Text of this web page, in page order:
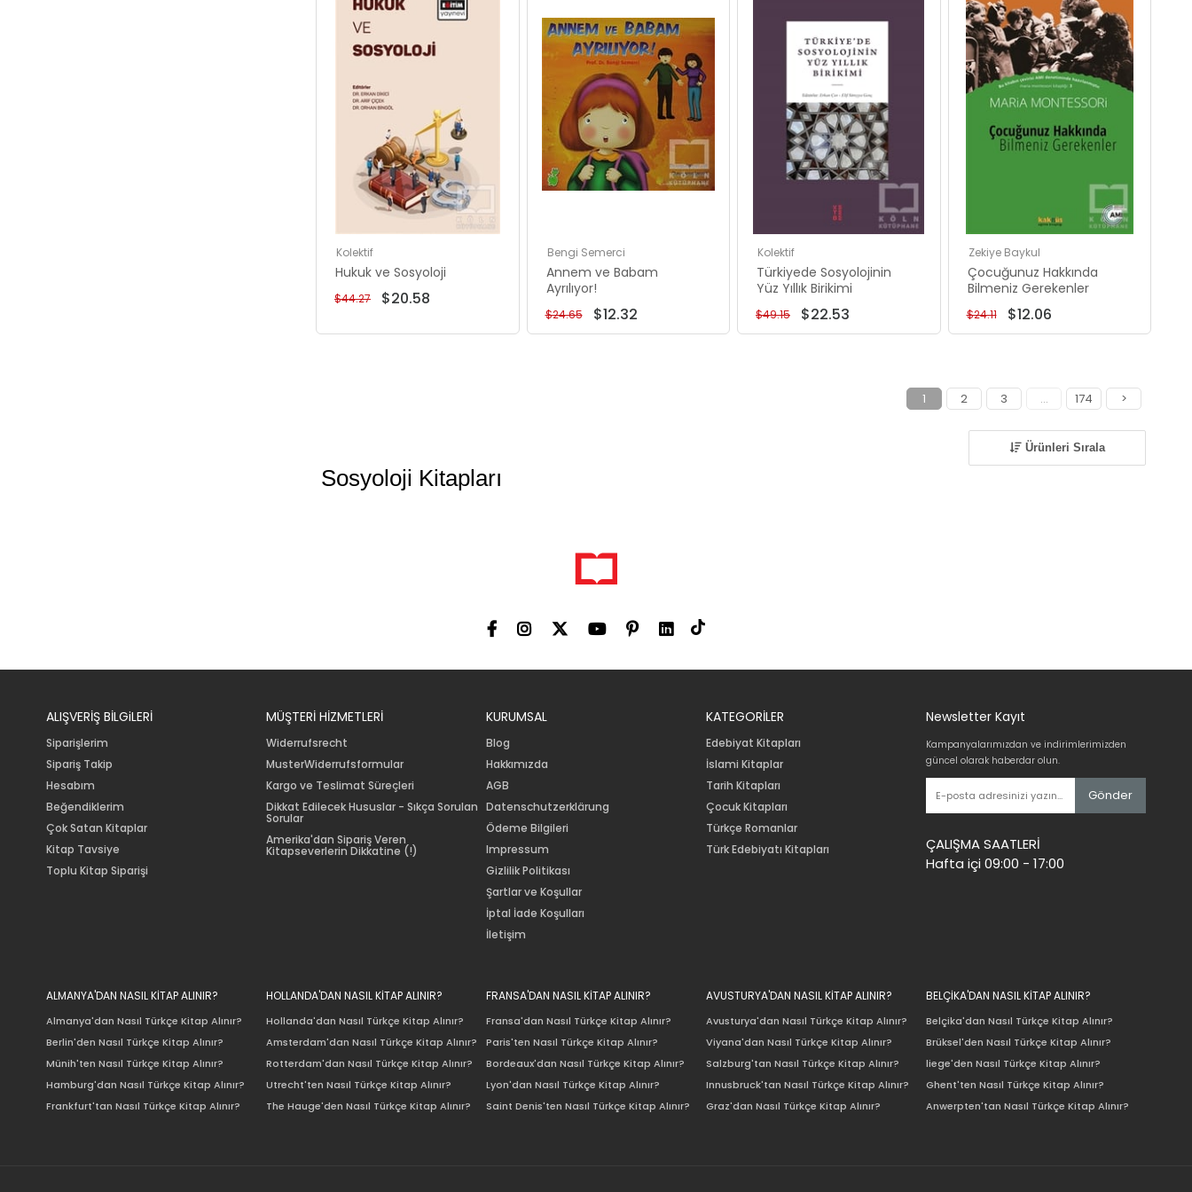
Kolektif
Hukuk ve Sosyoloji
$20.58
$44.27
Bengi Semerci
Annem ve Babam
Ayrılıyor!
$12.32
$24.65
%50İndirim
Kolektif
Türkiyede Sosyolojinin
Yüz Yıllık Birikimi
$22.53
$49.15
Zekiye Baykul
Çocuğunuz Hakkında
Bilmeniz Gerekenler
$12.06
$24.11
%50İndirim
1 2 3 ... 174 >
Ürünleri Sırala
Sosyoloji Kitapları
ALIŞVERİŞ BİLGiLERİ
Siparişlerim
Sipariş Takip
Hesabım
Beğendiklerim
Çok Satan Kitaplar
Kitap Tavsiye
Toplu Kitap Siparişi
MÜŞTERİ HİZMETLERİ
Widerrufsrecht
MusterWiderrufsformular
Kargo ve Teslimat Süreçleri
Dikkat Edilecek Hususlar - Sıkça Sorulan
Sorular
Amerika'dan Sipariş Veren
Kitapseverlerin Dikkatine (!)
KURUMSAL
Blog
Hakkımızda
AGB
Datenschutzerklärung
Ödeme Bilgileri
Impressum
Gizlilik Politikası
Şartlar ve Koşullar
İptal İade Koşulları
İletişim
KATEGORİLER
Edebiyat Kitapları
İslami Kitaplar
Tarih Kitapları
Çocuk Kitapları
Türkçe Romanlar
Türk Edebiyatı Kitapları
Newsletter Kayıt
Kampanyalarımızdan ve indirimlerimizden
güncel olarak haberdar olun.
Gönder
ÇALIŞMA SAATLERİ
Hafta içi 09:00 - 17:00
ALMANYA'DAN NASIL KİTAP ALINIR?
Almanya'dan Nasıl Türkçe Kitap Alınır?
Berlin'den Nasıl Türkçe Kitap Alınır?
Münih'ten Nasıl Türkçe Kitap Alınır?
Hamburg'dan Nasıl Türkçe Kitap Alınır?
Frankfurt'tan Nasıl Türkçe Kitap Alınır?
HOLLANDA'DAN NASIL KİTAP ALINIR?
Hollanda'dan Nasıl Türkçe Kitap Alınır?
Amsterdam'dan Nasıl Türkçe Kitap Alınır?
Rotterdam'dan Nasıl Türkçe Kitap Alınır?
Utrecht'ten Nasıl Türkçe Kitap Alınır?
The Hauge'den Nasıl Türkçe Kitap Alınır?
FRANSA'DAN NASIL KİTAP ALINIR?
Fransa'dan Nasıl Türkçe Kitap Alınır?
Paris'ten Nasıl Türkçe Kitap Alınır?
Bordeaux'dan Nasıl Türkçe Kitap Alınır?
Lyon'dan Nasıl Türkçe Kitap Alınır?
Saint Denis'ten Nasıl Türkçe Kitap Alınır?
AVUSTURYA'DAN NASIL KİTAP ALINIR?
Avusturya'dan Nasıl Türkçe Kitap Alınır?
Viyana'dan Nasıl Türkçe Kitap Alınır?
Salzburg'tan Nasıl Türkçe Kitap Alınır?
Innusbruck'tan Nasıl Türkçe Kitap Alınır?
Graz'dan Nasıl Türkçe Kitap Alınır?
BELÇİKA'DAN NASIL KİTAP ALINIR?
Belçika'dan Nasıl Türkçe Kitap Alınır?
Brüksel'den Nasıl Türkçe Kitap Alınır?
liege'den Nasıl Türkçe Kitap Alınır?
Ghent'ten Nasıl Türkçe Kitap Alınır?
Anwerpten'tan Nasıl Türkçe Kitap Alınır?